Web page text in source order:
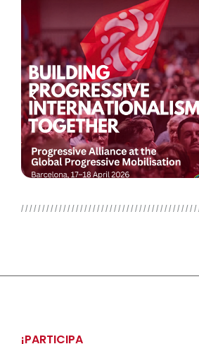
EN LA
MUNDIAL
de 2026 Algo
Se podía sentir en las
¡PARTICIPA